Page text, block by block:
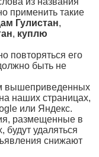
применить такие
Гулистан,
, куплю
повторяться его
быть не
вышеприведенных
наших страницах,
или Яндекс.
размещенные в
будут удаляться
снижают